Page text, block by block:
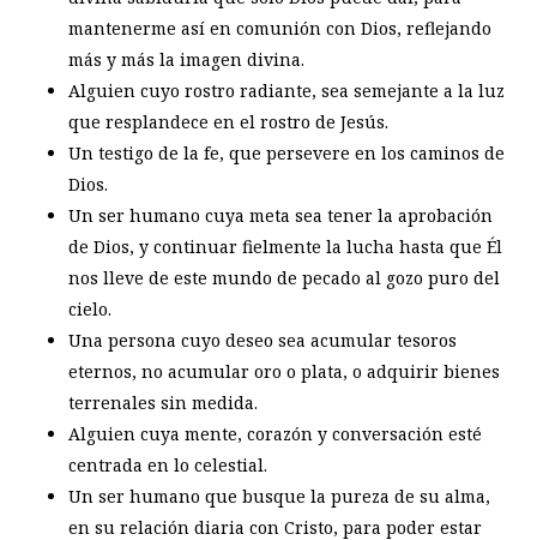
mantenerme así en comunión con Dios, reflejando
más y más la imagen divina.
Alguien cuyo rostro radiante, sea semejante a la luz
que resplandece en el rostro de Jesús.
Un testigo de la fe, que persevere en los caminos de
Dios.
Un ser humano cuya meta sea tener la aprobación
de Dios, y continuar fielmente la lucha hasta que Él
nos lleve de este mundo de pecado al gozo puro del
cielo.
Una persona cuyo deseo sea acumular tesoros
eternos, no acumular oro o plata, o adquirir bienes
terrenales sin medida.
Alguien cuya mente, corazón y conversación esté
centrada en lo celestial.
Un ser humano que busque la pureza de su alma,
en su relación diaria con Cristo, para poder estar